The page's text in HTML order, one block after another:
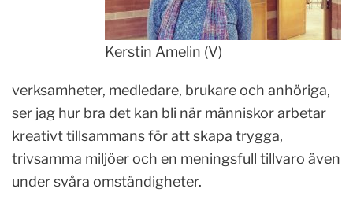
Kerstin Amelin (V)
verksamheter, medledare, brukare och anhöriga,
ser jag hur bra det kan bli när människor arbetar
kreativt tillsammans för att skapa trygga,
trivsamma miljöer och en meningsfull tillvaro även
under svåra omständigheter.